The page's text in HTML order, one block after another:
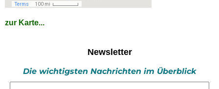
zur Karte...
Newsletter
Die wichtigsten Nachrichten im Überblick